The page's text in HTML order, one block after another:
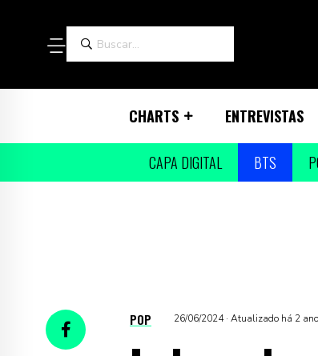
CHARTS ENTREVISTAS
CAPA DIGITAL BTS
POP 26/06/2024 · Atualizado há 2